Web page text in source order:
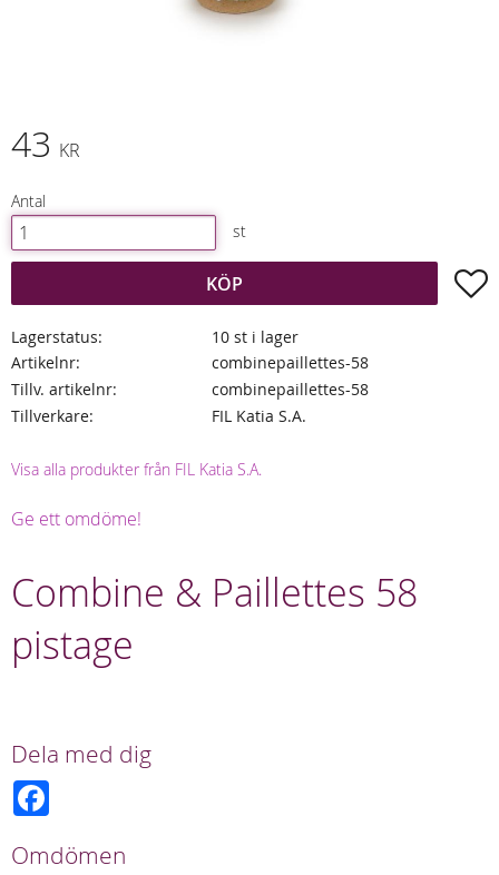
43 KR
Antal
st
KÖP
Lagerstatus
10 st i lager
Artikelnr
combinepaillettes-58
Tillv. artikelnr
combinepaillettes-58
Tillverkare
FIL Katia S.A.
Visa alla produkter från FIL Katia S.A.
Ge ett omdöme!
Combine & Paillettes 58
pistage
Dela med dig
b
Omdömen